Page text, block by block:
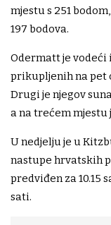
mjestu s 251
197 bodova.
Odermatt je vodeći
prikupljenih na pet
Drugi je njegov
a na trećem mjestu
U nedjelju je u
nastupe hrvatskih
predviđen za 10.15
sati.